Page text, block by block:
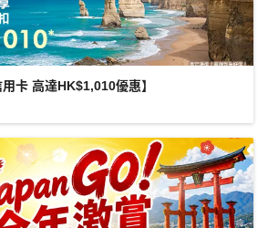
卡 高達HK$1,010優惠】